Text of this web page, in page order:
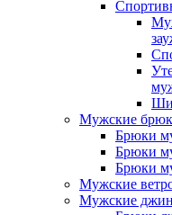
Мужские
Брюки
Брюки
Брюки
Мужские
Мужские